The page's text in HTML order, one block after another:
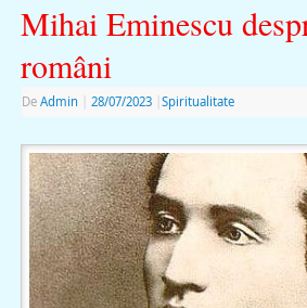
Mihai Eminescu
români
De Admin 28/07/2023 Spiritualitate